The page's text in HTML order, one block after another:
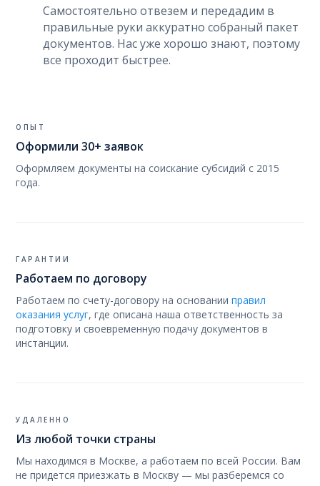
Самостоятельно отвезем и передадим в
правильные руки аккуратно собраный пакет
документов. Нас уже хорошо знают, поэтому
все проходит быстрее.
ОПЫТ
Оформили 30+ заявок
Оформляем документы на соискание субсидий с 2015
года.
ГАРАНТИИ
Работаем по договору
Работаем по счету-договору на основанииправил
оказания услуг, где описана наша ответственность за
подготовку и своевременную подачу документов в
инстанции.
УДАЛЕННО
Из любой точки страны
Мы находимся в Москве, а работаем по всей России. Вам
не придется приезжать в Москву — мы разберемся со